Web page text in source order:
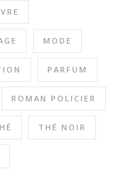
MODE
PARFUM
ROMAN POLICIER
THÉ NOIR